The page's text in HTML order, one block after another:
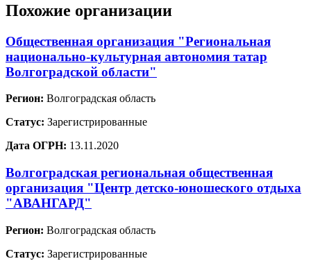
Похожие организации
Общественная организация "Региональная
национально-культурная автономия татар
Волгоградской области"
Регион: Волгоградская область
Статус: Зарегистрированные
Дата ОГРН: 13.11.2020
Волгоградская региональная общественная
организация "Центр детско-юношеского отдыха
"АВАНГАРД"
Регион: Волгоградская область
Статус: Зарегистрированные